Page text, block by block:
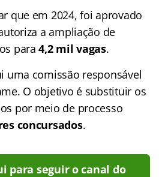
que em 2024, foi aprovado
a ampliação de
para4,2 mil vagas.
uma comissão responsável
O objetivo é substituir os
por meio de processo
concursados.
para seguir o canal do